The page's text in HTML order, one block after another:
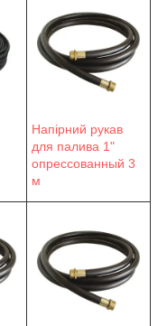
Напірний рукав
для палива 1"
опрессованный 3
м